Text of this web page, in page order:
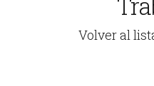
Volver al